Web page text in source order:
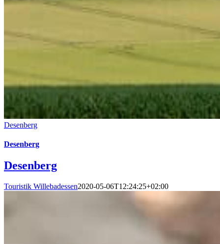
Desenberg
Desenberg
Desenberg
Touristik Willebadessen2020-05-06T12:24:25+02:00